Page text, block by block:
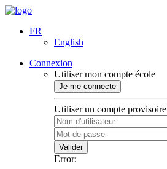
FR
English
Connexion
Utiliser mon compte école
Je me connecte
Utiliser un compte provisoire
Valider
Error: